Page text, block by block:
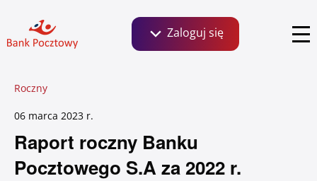
Zaloguj się
Bankowość dla Klientów detalicznych, małych
firm i agrobiznesu
Zaloguj się
Aktualności
Informacje finansowe
Roczny
06 marca 2023 r.
Raport roczny Banku
Pocztowego S.A za 2022 r.